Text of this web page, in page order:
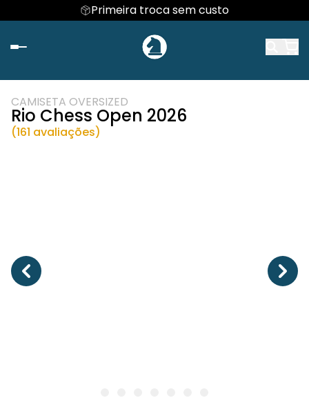
Primeira troca sem custo
CAMISETA OVERSIZED
Rio Chess Open 2026
(161 avaliações)